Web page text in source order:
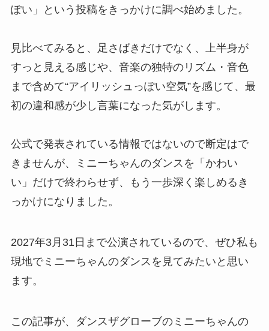
ぽい」という投稿をきっかけに調べ始めました。
見比べてみると、足さばきだけでなく、上半身が
すっと見える感じや、音楽の独特のリズム・音色
まで含めて“アイリッシュっぽい空気”を感じて、最
初の違和感が少し言葉になった気がします。
公式で発表されている情報ではないので断定はで
きませんが、ミニーちゃんのダンスを「かわい
い」だけで終わらせず、もう一歩深く楽しめるき
っかけになりました。
2027年3月31日まで公演されているので、ぜひ私も
現地でミニーちゃんのダンスを見てみたいと思い
ます。
この記事が、ダンスザグローブのミニーちゃんの